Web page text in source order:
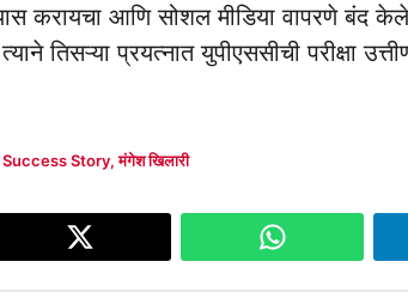
करायचा आणि सोशल मीडिया वापरणे बंद केले
तिसऱ्या प्रयत्नात युपीएससीची परीक्षा
Success Story,मंगेश खिलारी